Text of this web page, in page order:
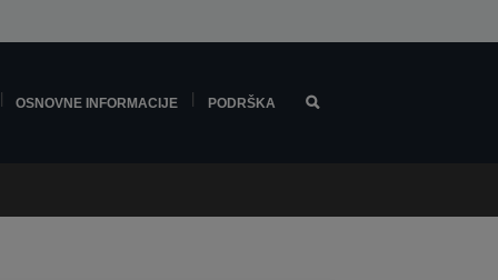
OSNOVNE INFORMACIJE PODRŠKA